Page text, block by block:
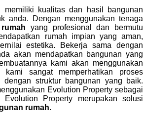
kualitas dan hasil bangunan
anda. Dengan menggunakan tenaga
yang profesional dan bermutu
rumah impian yang aman,
estetika. Bekerja sama dengan
akan mendapatkan bangunan yang
kami akan menggunakan
sangat memperhatikan proses
dengan struktur bangunan yang baik.
Evolution Property sebagai
Property merupakan solusi
rumah.